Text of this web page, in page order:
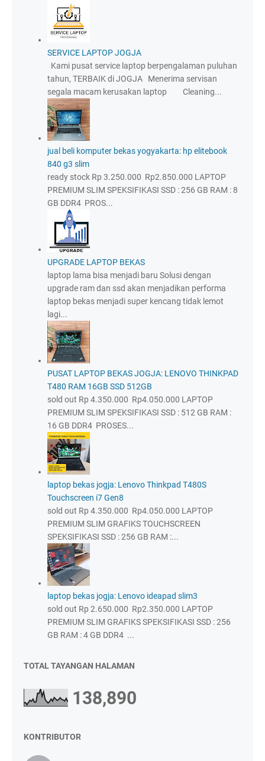
SERVICE LAPTOP JOGJA
Kami pusat service laptop berpengalaman puluhan
tahun, TERBAIK di JOGJA Menerima servisan
segala macam kerusakan laptop Cleaning...
jual beli komputer bekas yogyakarta: hp elitebook
840 g3 slim
ready stock Rp 3.250.000 Rp2.850.000 LAPTOP
PREMIUM SLIM SPEKSIFIKASI SSD : 256 GB RAM : 8
GB DDR4 PROS...
UPGRADE LAPTOP BEKAS
laptop lama bisa menjadi baru Solusi dengan
upgrade ram dan ssd akan menjadikan performa
laptop bekas menjadi super kencang tidak lemot
lagi...
PUSAT LAPTOP BEKAS JOGJA: LENOVO THINKPAD
T480 RAM 16GB SSD 512GB
sold out Rp 4.350.000 Rp4.050.000 LAPTOP
PREMIUM SLIM SPEKSIFIKASI SSD : 512 GB RAM :
16 GB DDR4 PROSES...
laptop bekas jogja: Lenovo Thinkpad T480S
Touchscreen i7 Gen8
sold out Rp 4.350.000 Rp4.050.000 LAPTOP
PREMIUM SLIM GRAFIKS TOUCHSCREEN
SPEKSIFIKASI SSD : 256 GB RAM :...
laptop bekas jogja: Lenovo ideapad slim3
sold out Rp 2.650.000 Rp2.350.000 LAPTOP
PREMIUM SLIM GRAFIKS SPEKSIFIKASI SSD : 256
GB RAM : 4 GB DDR4 ...
TOTAL TAYANGAN HALAMAN
138,890
KONTRIBUTOR